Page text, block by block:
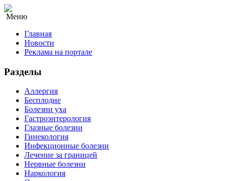
Меню
Главная
Новости
Реклама на портале
Разделы
Аллергия
Бесплодие
Болезни уха
Гастроэнтерология
Глазные болезни
Гинекология
Инфекционные болезни
Лечение за границей
Нервные болезни
Наркология